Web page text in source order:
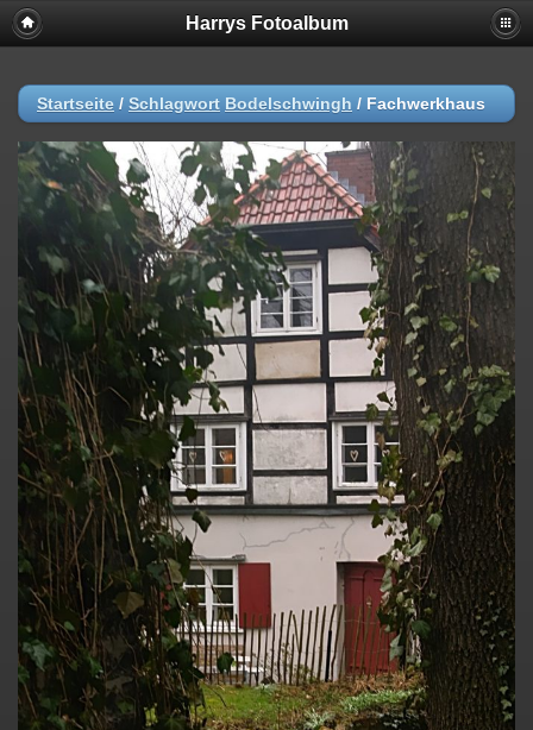
Harrys Fotoalbum
Startseite / Schlagwort Bodelschwingh / Fachwerkhaus